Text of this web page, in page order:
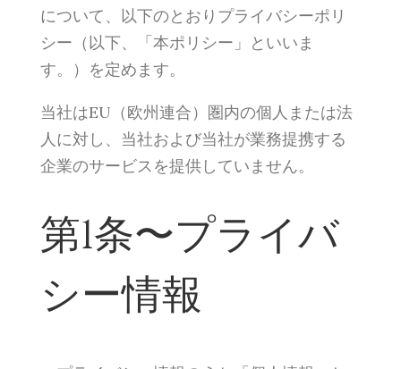
について、以下のとおりプライバシーポリ
シー（以下、「本ポリシー」といいま
す。）を定めます。
当社はEU（欧州連合）圏内の個人または法
人に対し、当社および当社が業務提携する
企業のサービスを提供していません。
第1条〜プライバ
シー情報